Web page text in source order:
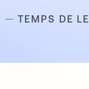
TEMPS DE